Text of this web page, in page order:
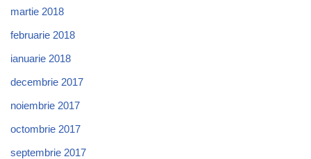
martie 2018
februarie 2018
ianuarie 2018
decembrie 2017
noiembrie 2017
octombrie 2017
septembrie 2017